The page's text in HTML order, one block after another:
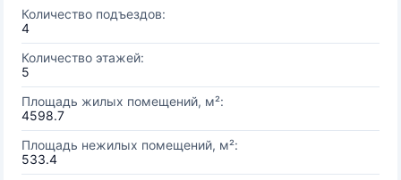
Количество подъездов:
4
Количество этажей:
5
Площадь жилых помещений, м²:
4598.7
Площадь нежилых помещений, м²:
533.4